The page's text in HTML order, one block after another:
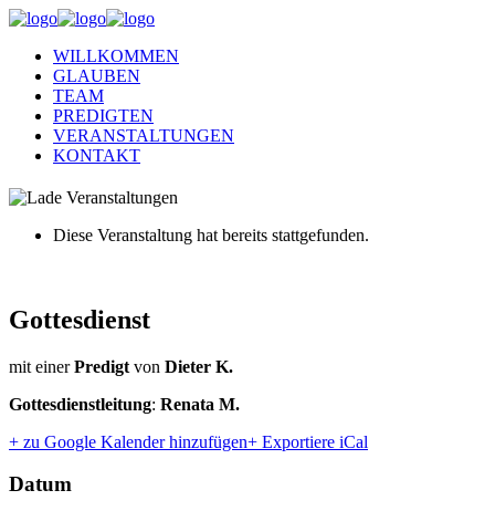
WILLKOMMEN
GLAUBEN
TEAM
PREDIGTEN
VERANSTALTUNGEN
KONTAKT
Diese Veranstaltung hat bereits stattgefunden.
Gottesdienst
mit einerPredigt von Dieter K.
Gottesdienstleitung: Renata M.
+ zu Google Kalender hinzufügen+ Exportiere iCal
Datum